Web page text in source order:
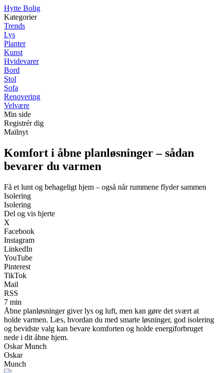
Hytte Bolig
Kategorier
Trends
Lys
Planter
Kunst
Hvidevarer
Bord
Stol
Sofa
Renovering
Velvære
Min side
Registrér dig
Mailnyt
Komfort i åbne planløsninger – sådan
bevarer du varmen
Få et lunt og behageligt hjem – også når rummene flyder sammen
Isolering
Isolering
Del og vis hjerte
X
Facebook
Instagram
LinkedIn
YouTube
Pinterest
TikTok
Mail
RSS
7 min
Åbne planløsninger giver lys og luft, men kan gøre det svært at
holde varmen. Læs, hvordan du med smarte løsninger, god isolering
og bevidste valg kan bevare komforten og holde energiforbruget
nede i dit åbne hjem.
Oskar Munch
Oskar
Munch